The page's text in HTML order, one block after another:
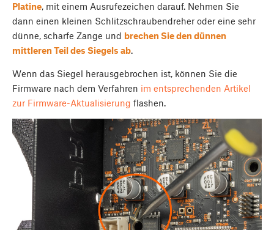
Platine, mit einem Ausrufezeichen darauf. Nehmen Sie
dann einen kleinen Schlitzschraubendreher oder eine sehr
dünne, scharfe Zange und brechen Sie den dünnen
mittleren Teil des Siegels ab.
Wenn das Siegel herausgebrochen ist, können Sie die
Firmware nach dem Verfahren im entsprechenden Artikel
zur Firmware-Aktualisierung flashen.